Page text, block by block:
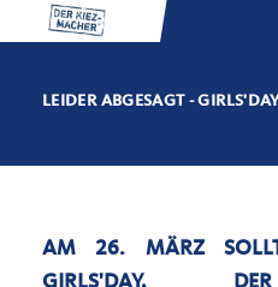
LEIDER ABGESAGT -
AM 26. MÄRZ
GIRLS'DAY,